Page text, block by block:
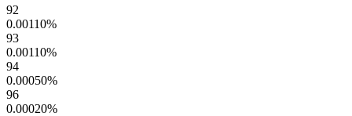
92
0.00110%
93
0.00110%
94
0.00050%
96
0.00020%